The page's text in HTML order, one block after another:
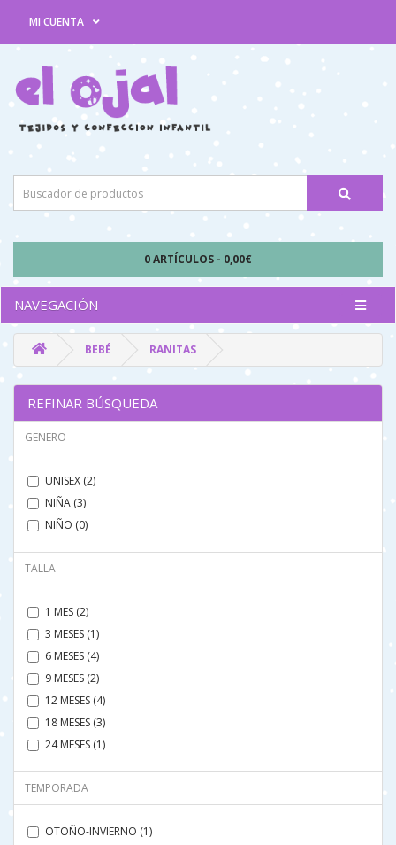
MI CUENTA
0 ARTÍCULOS - 0,00€
NAVEGACIÓN
BEBÉ RANITAS
REFINAR BÚSQUEDA
GENERO
UNISEX (2)
NIÑA (3)
NIÑO (0)
TALLA
1 MES (2)
3 MESES (1)
6 MESES (4)
9 MESES (2)
12 MESES (4)
18 MESES (3)
24 MESES (1)
TEMPORADA
OTOÑO-INVIERNO (1)